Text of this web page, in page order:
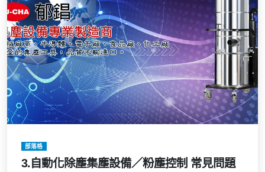
部落格
3.自動化除塵集塵設備／粉塵控制 常見問題